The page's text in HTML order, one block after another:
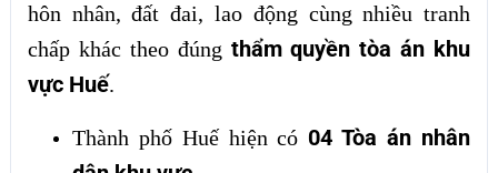
hôn nhân, đất đai, lao động cùng nhiều tranh
chấp khác theo đúng thẩm quyền tòa án khu
vực Huế.
Thành phố Huế hiện có 04 Tòa án nhân